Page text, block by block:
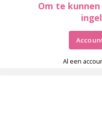
Om te
Al een